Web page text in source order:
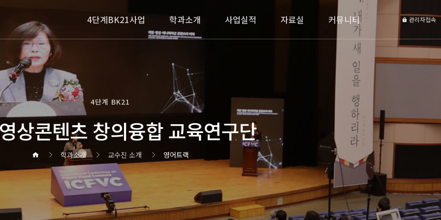
4단계BK21사업 학과소개 사업실적 자료실 커뮤니티 관리자접속
4단계 BK21
상콘텐츠 창의융합 교육연구단
학과소개 교수진 소개 영어트랙